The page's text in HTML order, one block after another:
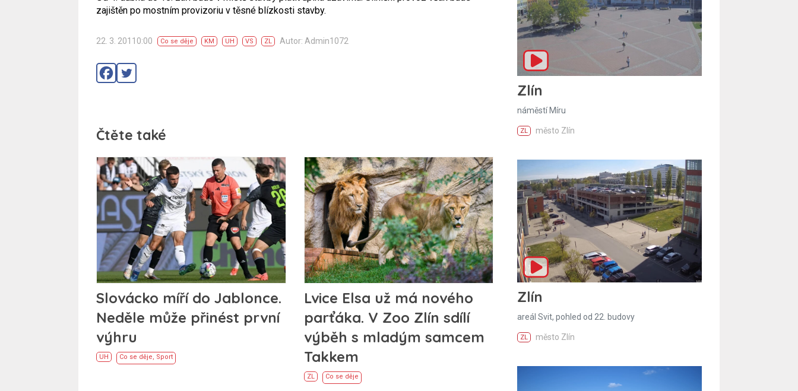
zajištěn po mostním provizoriu v těsné blízkosti stavby.
22. 3. 20110:00 Co se děje KM UH VS ZL Autor: Admin1072
Čtěte také
Slovácko míří do Jablonce.
Neděle může přinést první
výhru
UH Co se děje, Sport
Lvice Elsa už má nového
parťáka. V Zoo Zlín sdílí
výběh s mladým samcem
Takkem
ZL Co se děje
Zlín
náměstí Míru
ZL město Zlín
Zlín
areál Svit, pohled od 22. budovy
ZL město Zlín